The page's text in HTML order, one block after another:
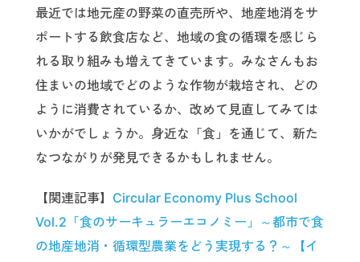
最近では地元産の野菜の直売所や、地産地消をサ
ポートする飲食店など、地域の食の循環を感じら
れる取り組みも増えてきています。みなさんもお
住まいの地域でどのような作物が栽培され、どの
ように消費されているか、改めて見直してみては
いかがでしょうか。身近な「食」を通じて、新た
なつながりが発見できるかもしれません。
【関連記事】 Circular Economy Plus School
Vol.2「食のサーキュラーエコノミー」～都市で食
の地産地消・循環型農業をどう実現する？～【イ